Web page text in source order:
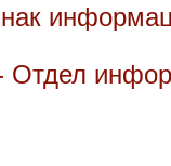
Отдел